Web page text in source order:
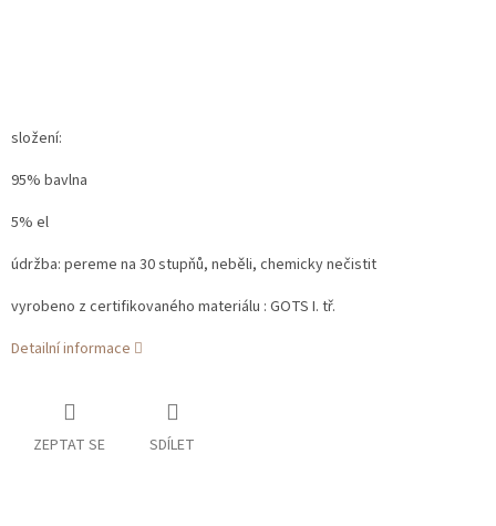
složení:
95% bavlna
5% el
údržba: pereme na 30 stupňů, neběli, chemicky nečistit
vyrobeno z certifikovaného materiálu : GOTS I. tř.
Detailní informace
ZEPTAT SE SDÍLET